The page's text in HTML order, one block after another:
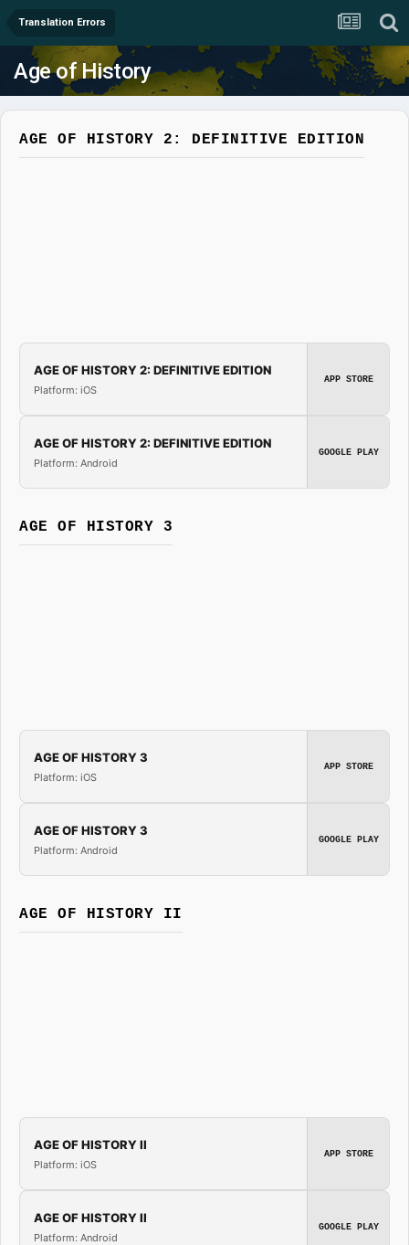
Translation Errors
Age of History
AGE OF HISTORY 2: DEFINITIVE EDITION
AGE OF HISTORY 2: DEFINITIVE EDITION
Platform: iOS
APP STORE
AGE OF HISTORY 2: DEFINITIVE EDITION
Platform: Android
GOOGLE PLAY
AGE OF HISTORY 3
AGE OF HISTORY 3
Platform: iOS
APP STORE
AGE OF HISTORY 3
Platform: Android
GOOGLE PLAY
AGE OF HISTORY II
AGE OF HISTORY II
Platform: iOS
APP STORE
AGE OF HISTORY II
Platform: Android
GOOGLE PLAY